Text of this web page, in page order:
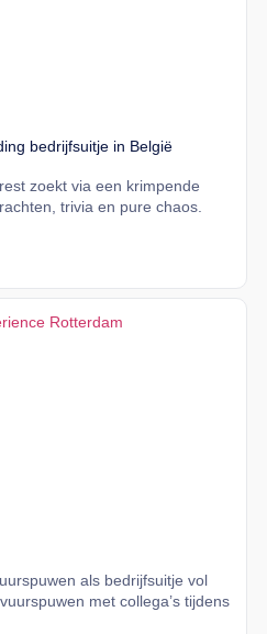
bedrijfsuitje in België
zoekt via een krimpende
trivia en pure chaos.
als bedrijfsuitje vol
met collega’s tijdens